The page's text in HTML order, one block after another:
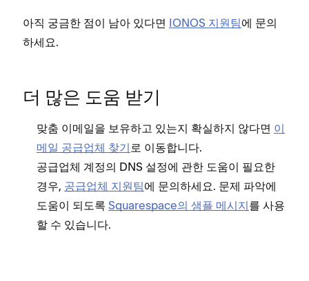
아직 궁금한 점이 남아 있다면 IONOS 지원팀에 문의
하세요.
더 많은 도움 받기
맞춤 이메일을 보유하고 있는지 확실하지 않다면 이
메일 공급업체 찾기 로 이동합니다.
공급업체 계정의 DNS 설정에 관한 도움이 필요한
경우, 공급업체 지원팀에 문의하세요. 문제 파악에
도움이 되도록 Squarespace의 샘플 메시지를 사용
할 수 있습니다.